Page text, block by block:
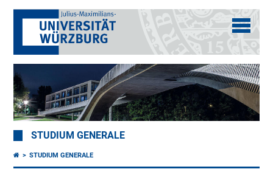
STUDIUM GENERALE
STUDIUM GENERALE